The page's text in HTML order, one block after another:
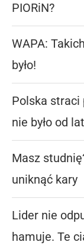
PIORiN?
WAPA:
było!
Polska straci
nie było od lat
Masz
uniknąć kary
Lider nie
hamuje. Te